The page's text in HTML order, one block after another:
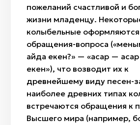
пожеланий счастливой и
жизни младенцу.
колыбельные
обращения-вопроса
қайда екен?» — «асқар —
екен»), что возводит их к
древнейшему виду песен-
наиболее древних типах
встречаются обращения к
Высшего мира (например,